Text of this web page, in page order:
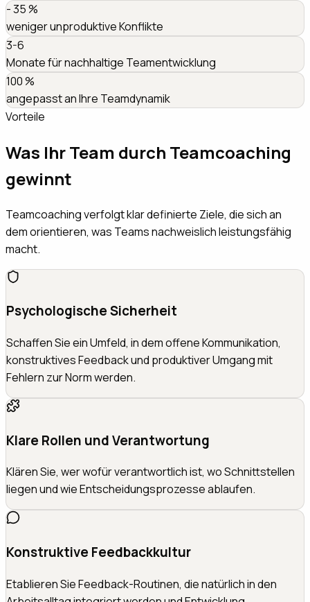
-35%
weniger unproduktive Konflikte
3-6
Monate für nachhaltige Teamentwicklung
100%
angepasst an Ihre Teamdynamik
Vorteile
Was Ihr Team durch Teamcoaching
gewinnt
Teamcoaching verfolgt klar definierte Ziele, die sich an
dem orientieren, was Teams nachweislich leistungsfähig
macht.
Psychologische Sicherheit
Schaffen Sie ein Umfeld, in dem offene Kommunikation,
konstruktives Feedback und produktiver Umgang mit
Fehlern zur Norm werden.
Klare Rollen und Verantwortung
Klären Sie, wer wofür verantwortlich ist, wo Schnittstellen
liegen und wie Entscheidungsprozesse ablaufen.
Konstruktive Feedbackkultur
Etablieren Sie Feedback-Routinen, die natürlich in den